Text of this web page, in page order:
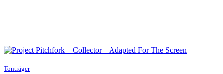
Tonträger